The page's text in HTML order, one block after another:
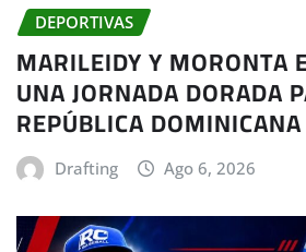
DEPORTIVAS
MARILEIDY Y MORONTA
UNA JORNADA DORADA
REPÚBLICA DOMINICANA
Drafting Ago 6, 2026